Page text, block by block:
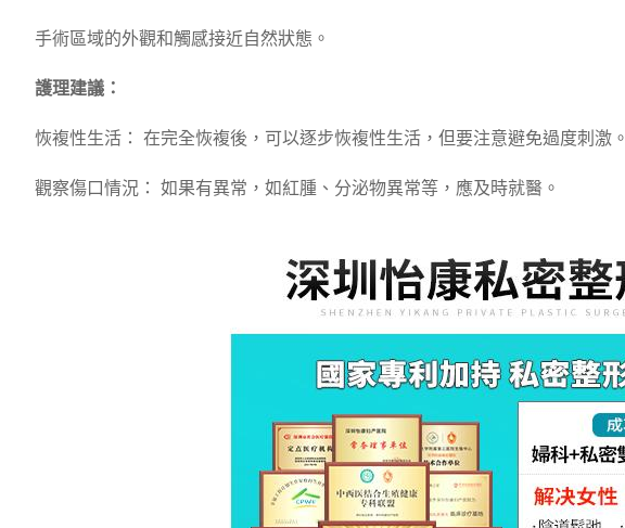
手術區域的外觀和觸感接近自然狀態。
護理建議：
恢複性生活： 在完全恢複後，可以逐步恢複性生活，但要注意避免過度刺激。
觀察傷口情況： 如果有異常，如紅腫、分泌物異常等，應及時就醫。